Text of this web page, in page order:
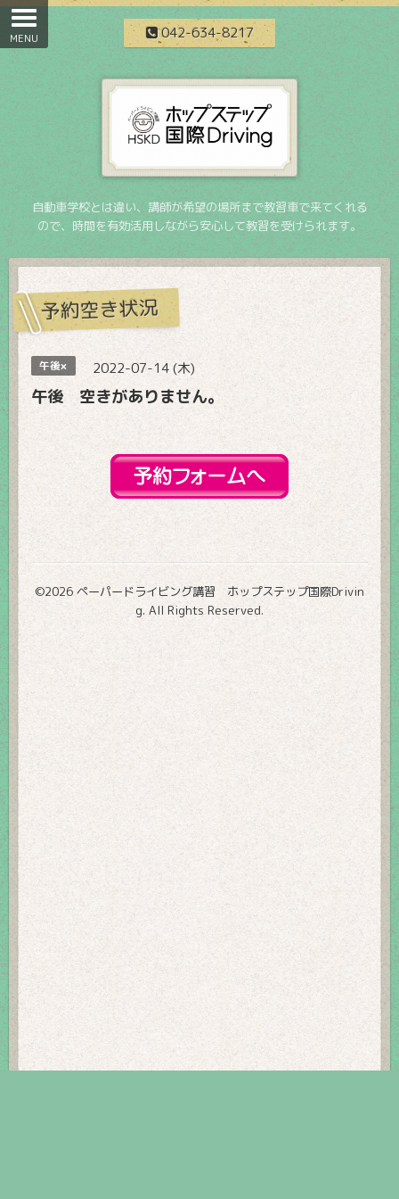
042-634-8217
自動車学校とは違い、講師が希望の場所まで教習車で来てくれる
ので、時間を有効活用しながら安心して教習を受けられます。
予約空き状況
午後× 2022-07-14 (木)
午後 空きがありません。
©2026 ペーパードライビング講習 ホップステップ国際Drivin
g. All Rights Reserved.